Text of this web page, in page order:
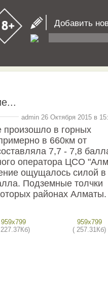
Добавить
admin 26 Октября 2015 в
в горных
в 660км от
7,7 - 7,8
оператора ЦСО
ощущалось силой в
Подземные толчки
районах Алматы.
959x799
959x799
( 257.31Кб)